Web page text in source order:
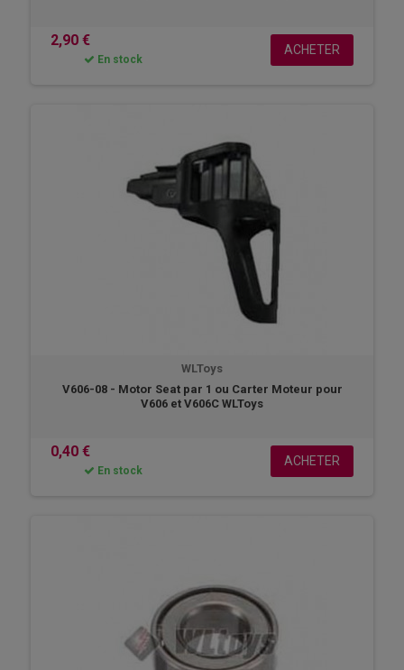
2,90 €
En stock
ACHETER
WLToys
V606-08 - Motor Seat par 1 ou Carter Moteur pour
V606 et V606C WLToys
0,40 €
En stock
ACHETER